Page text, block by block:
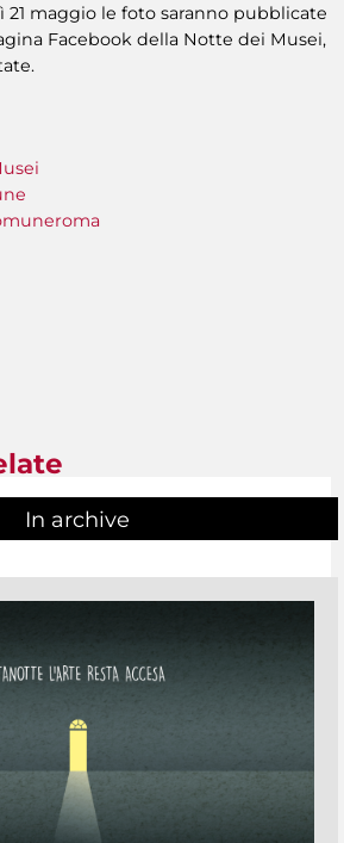
21 maggio le foto saranno pubblicate
Facebook della Notte dei Musei,
In archive